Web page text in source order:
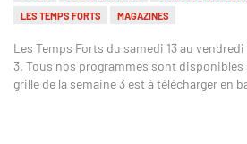
LES TEMPS FORTS
MAGAZINES
Les Temps Forts du samedi 13 au
3. Tous nos programmes sont
grille de la semaine 3 est à télécharger en